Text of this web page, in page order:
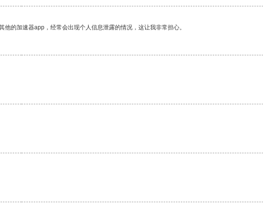
的加速器app，经常会出现个人信息泄露的情况，这让我非常担心。